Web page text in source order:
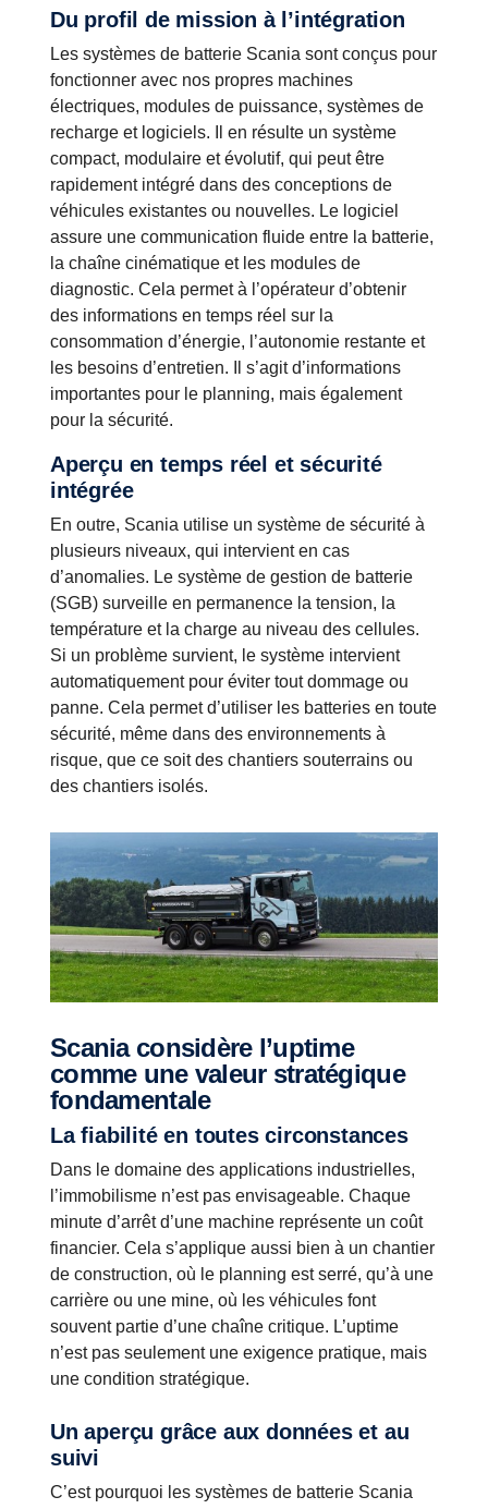
Du profil de mission à l’intégration
Les systèmes de batterie Scania sont conçus pour
fonctionner avec nos propres machines
électriques, modules de puissance, systèmes de
recharge et logiciels. Il en résulte un système
compact, modulaire et évolutif, qui peut être
rapidement intégré dans des conceptions de
véhicules existantes ou nouvelles. Le logiciel
assure une communication fluide entre la batterie,
la chaîne cinématique et les modules de
diagnostic. Cela permet à l’opérateur d’obtenir
des informations en temps réel sur la
consommation d’énergie, l’autonomie restante et
les besoins d’entretien. Il s’agit d’informations
importantes pour le planning, mais également
pour la sécurité.
Aperçu en temps réel et sécurité
intégrée
En outre, Scania utilise un système de sécurité à
plusieurs niveaux, qui intervient en cas
d’anomalies. Le système de gestion de batterie
(SGB) surveille en permanence la tension, la
température et la charge au niveau des cellules.
Si un problème survient, le système intervient
automatiquement pour éviter tout dommage ou
panne. Cela permet d’utiliser les batteries en toute
sécurité, même dans des environnements à
risque, que ce soit des chantiers souterrains ou
des chantiers isolés.
Scania considère l’uptime
comme une valeur stratégique
fondamentale
La fiabilité en toutes circonstances
Dans le domaine des applications industrielles,
l’immobilisme n’est pas envisageable. Chaque
minute d’arrêt d’une machine représente un coût
financier. Cela s’applique aussi bien à un chantier
de construction, où le planning est serré, qu’à une
carrière ou une mine, où les véhicules font
souvent partie d’une chaîne critique. L’uptime
n’est pas seulement une exigence pratique, mais
une condition stratégique.
Un aperçu grâce aux données et au
suivi
C’est pourquoi les systèmes de batterie Scania